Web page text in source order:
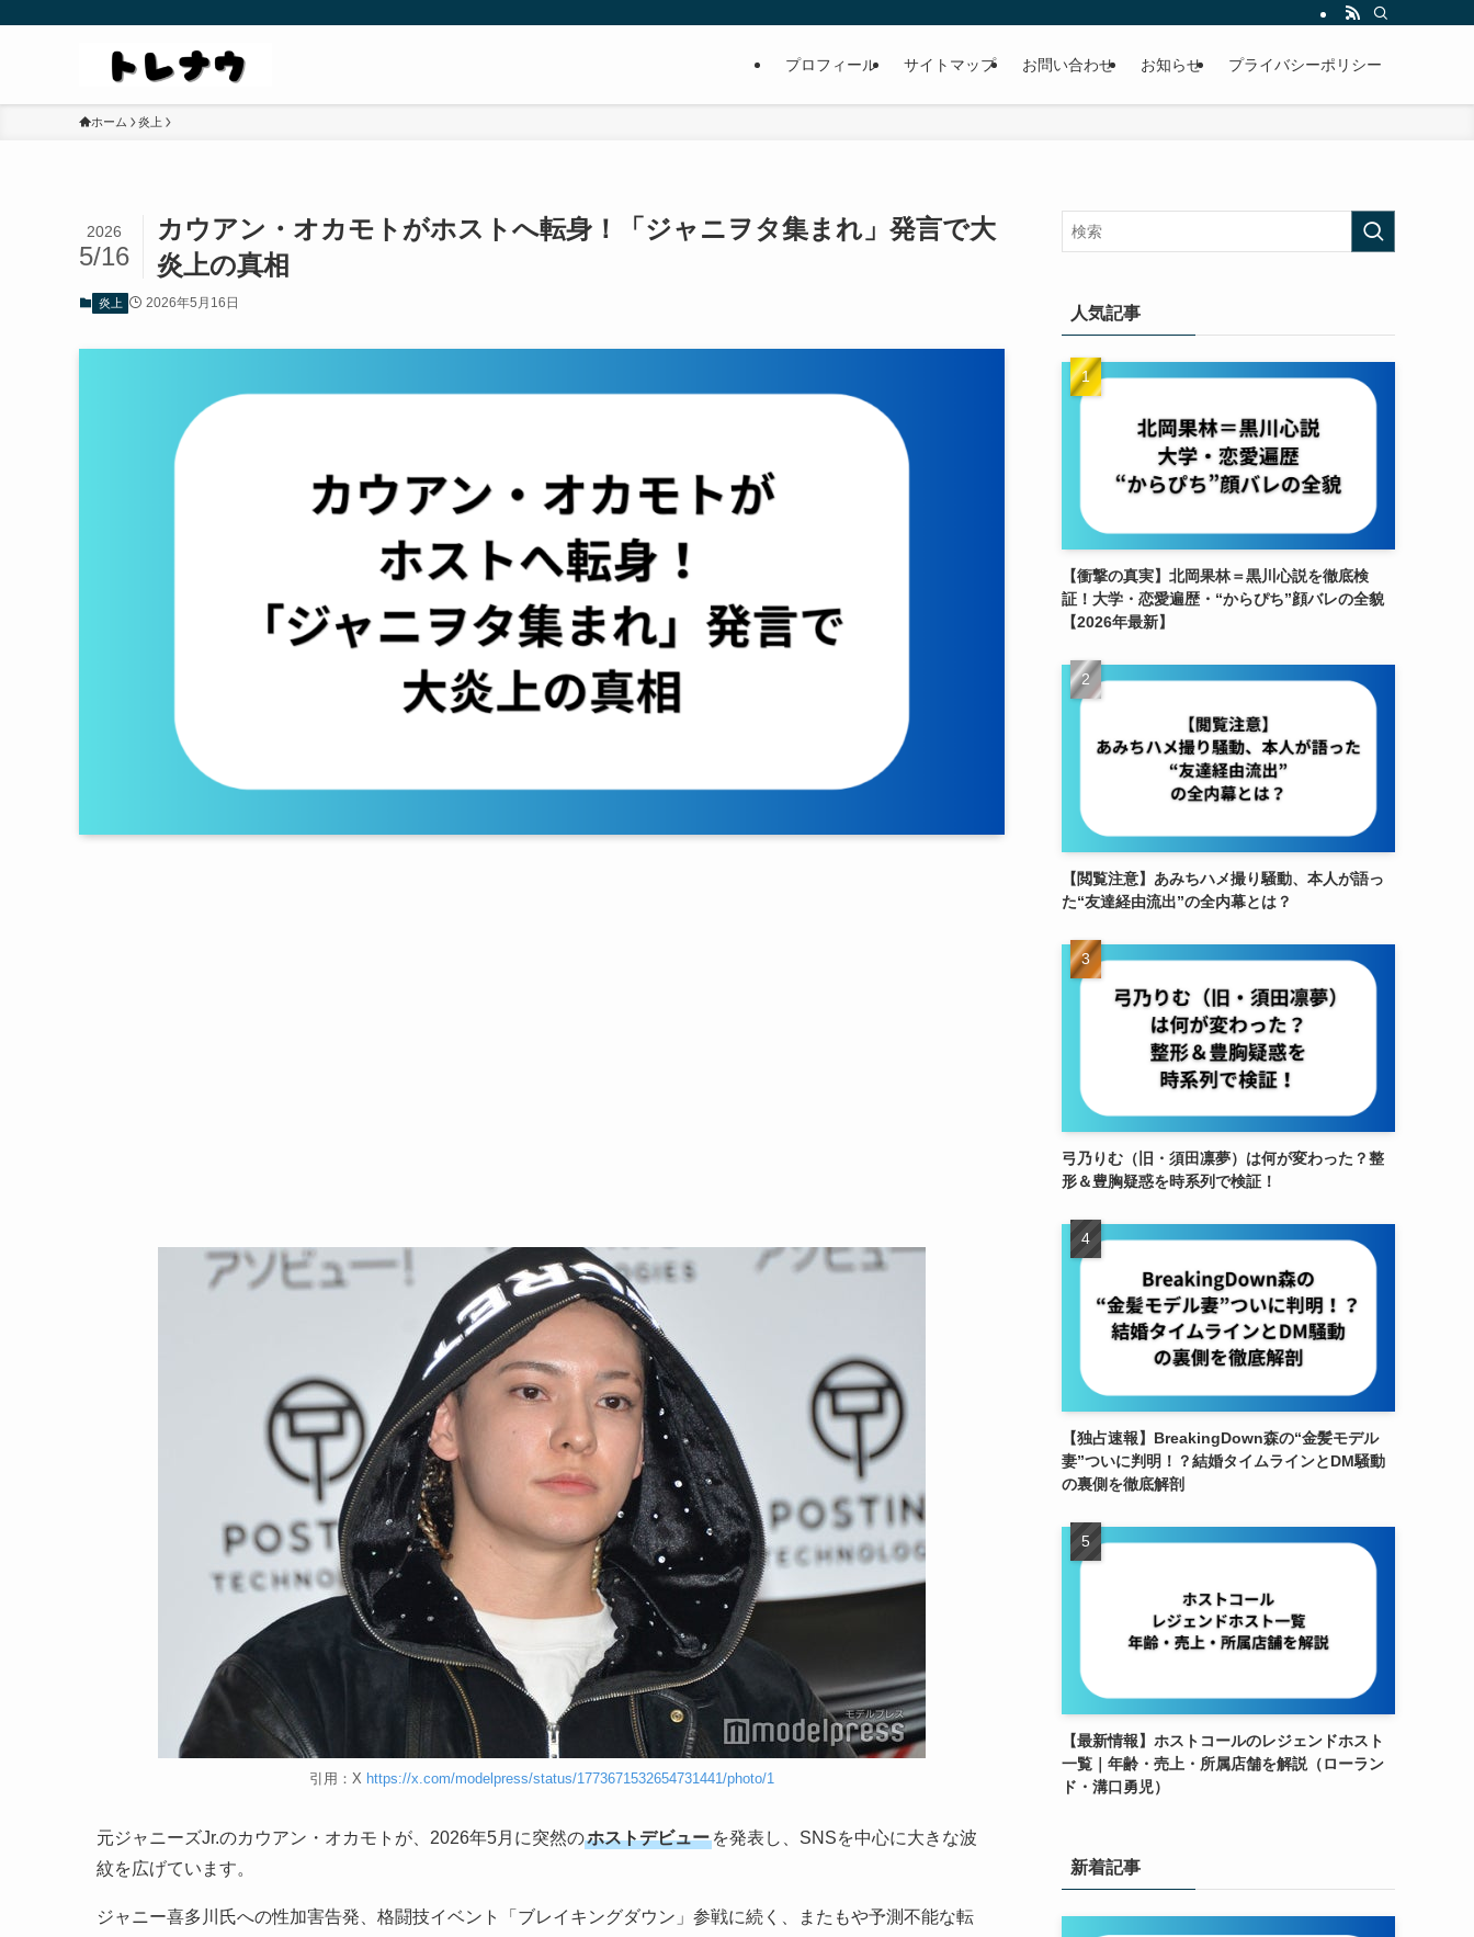
プロフィール サイトマップ お問い合わせ お知らせ プライバシーポリシー
ホーム 炎上
カウアン・オカモトがホストへ転身！「ジャニヲタ集まれ」発言で大
炎上の真相
2026
5/16
炎上 2026年5月16日
引用：X https://x.com/modelpress/status/1773671532654731441/photo/1
元ジャニーズJr.のカウアン・オカモトが、2026年5月に突然のホストデビュー を発表し、SNSを中心に大きな波
紋を広げています。
ジャニー喜多川氏への性加害告発、格闘技イベント「ブレイキングダウン」参戦に続く、またもや予測不能な転
人気記事
【衝撃の真実】北岡果林＝黒川心説を徹底検
証！大学・恋愛遍歴・“からぴち”顔バレの全貌
【2026年最新】
【閲覧注意】あみちハメ撮り騒動、本人が語っ
た“友達経由流出”の全内幕とは？
弓乃りむ（旧・須田凛夢）は何が変わった？整
形＆豊胸疑惑を時系列で検証！
【独占速報】BreakingDown森の“金髪モデル
妻”ついに判明！？結婚タイムラインとDM騒動
の裏側を徹底解剖
【最新情報】ホストコールのレジェンドホスト
一覧｜年齢・売上・所属店舗を解説（ローラン
ド・溝口勇児）
新着記事